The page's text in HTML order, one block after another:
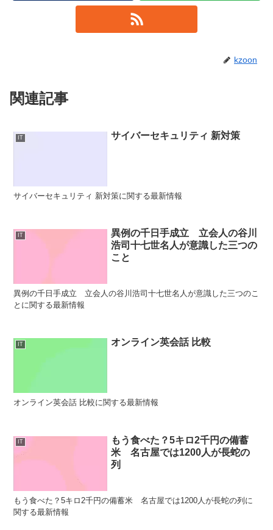
kzoon
関連記事
IT サイバーセキュリティ 新対策
サイバーセキュリティ 新対策に関する最新情報
IT
異例の千日手成立 立会人の谷川
浩司十七世名人が意識した三つの
こと
異例の千日手成立 立会人の谷川浩司十七世名人が意識した三つのこ
とに関する最新情報
IT オンライン英会話 比較
オンライン英会話 比較に関する最新情報
IT
もう食べた？5キロ2千円の備蓄
米 名古屋では1200人が長蛇の
列
もう食べた？5キロ2千円の備蓄米 名古屋では1200人が長蛇の列に
関する最新情報